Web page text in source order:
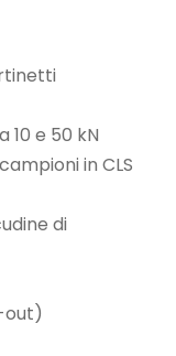
10 e 50 kN
in CLS
di
out)